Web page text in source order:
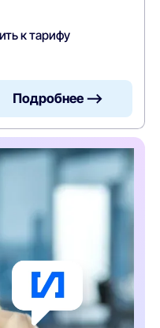
к тарифу
Подробнее —>